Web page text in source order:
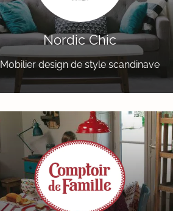
Nordic Chic
Mobilier design de style scandinave